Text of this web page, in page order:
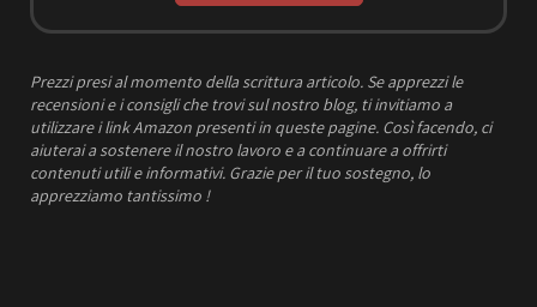
Prezzi presi al momento della scrittura articolo. Se apprezzi le
recensioni e i consigli che trovi sul nostro blog, ti invitiamo a
utilizzare i link Amazon presenti in queste pagine. Così facendo, ci
aiuterai a sostenere il nostro lavoro e a continuare a offrirti
contenuti utili e informativi. Grazie per il tuo sostegno, lo
apprezziamo tantissimo !